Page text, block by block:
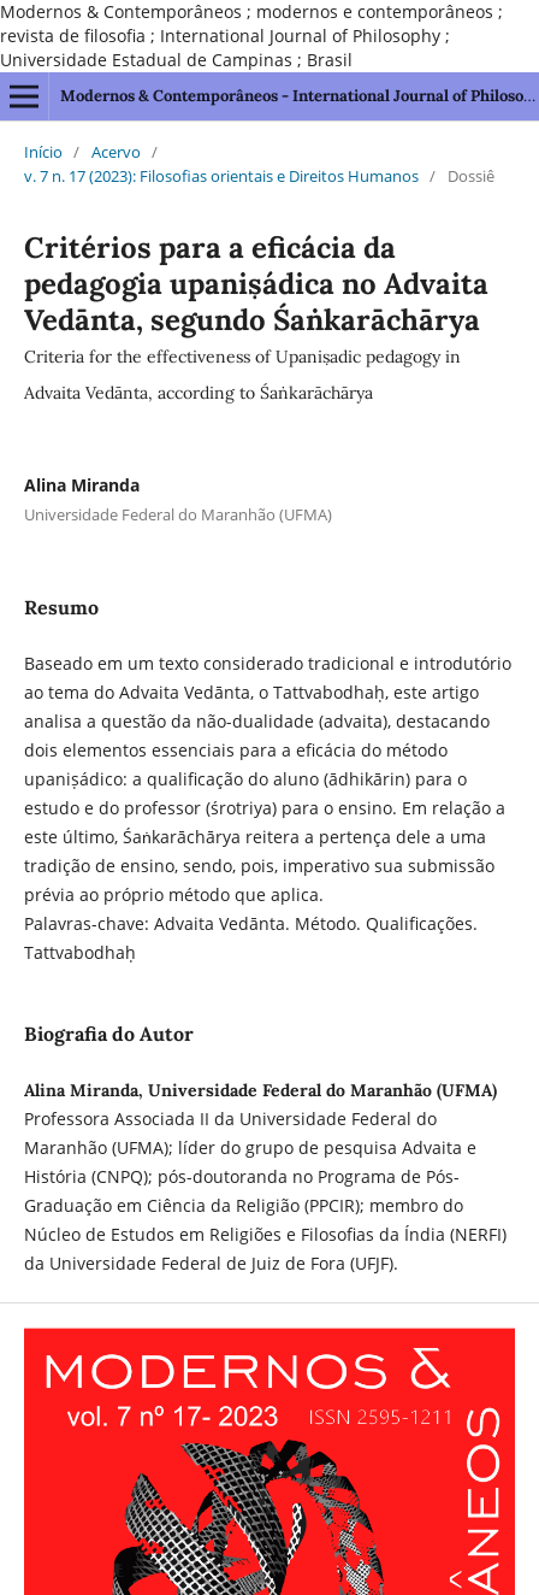
Modernos & Contemporâneos ; modernos e contemporâneos ;
revista de filosofia ; International Journal of Philosophy ;
Universidade Estadual de Campinas ; Brasil
Modernos & Contemporâneos - International Journal of Philosophy [issn 2595-1211]
Início / Acervo /
v. 7 n. 17 (2023): Filosofias orientais e Direitos Humanos / Dossiê
Critérios para a eficácia da
pedagogia upaniṣádica no Advaita
Vedānta, segundo Śaṅkarāchārya
Criteria for the effectiveness of Upaniṣadic pedagogy in
Advaita Vedānta, according to Śaṅkarāchārya
Alina Miranda
Universidade Federal do Maranhão (UFMA)
Resumo
Baseado em um texto considerado tradicional e introdutório
ao tema do Advaita Vedānta, o Tattvabodhaḥ, este artigo
analisa a questão da não-dualidade (advaita), destacando
dois elementos essenciais para a eficácia do método
upaniṣádico: a qualificação do aluno (ādhikārin) para o
estudo e do professor (śrotriya) para o ensino. Em relação a
este último, Śaṅkarāchārya reitera a pertença dele a uma
tradição de ensino, sendo, pois, imperativo sua submissão
prévia ao próprio método que aplica.
Palavras-chave: Advaita Vedānta. Método. Qualificações.
Tattvabodhaḥ
Biografia do Autor
Alina Miranda, Universidade Federal do Maranhão (UFMA)
Professora Associada II da Universidade Federal do
Maranhão (UFMA); líder do grupo de pesquisa Advaita e
História (CNPQ); pós-doutoranda no Programa de Pós-
Graduação em Ciência da Religião (PPCIR); membro do
Núcleo de Estudos em Religiões e Filosofias da Índia (NERFI)
da Universidade Federal de Juiz de Fora (UFJF).